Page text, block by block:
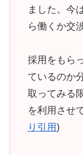
ました。今
ら働くか交
採用をもら
ているのか
取ってみる
を利用させ
り引用)